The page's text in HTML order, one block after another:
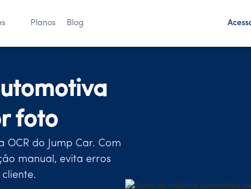
Planos Blog
foto
do Jump Car. Com
manual, evita erros